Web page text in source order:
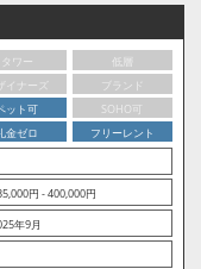
タワー
低層
イナーズ
ブランド
ット可
SOHO可
金ゼロ
フリーレント
円 - 400,000円
年9月